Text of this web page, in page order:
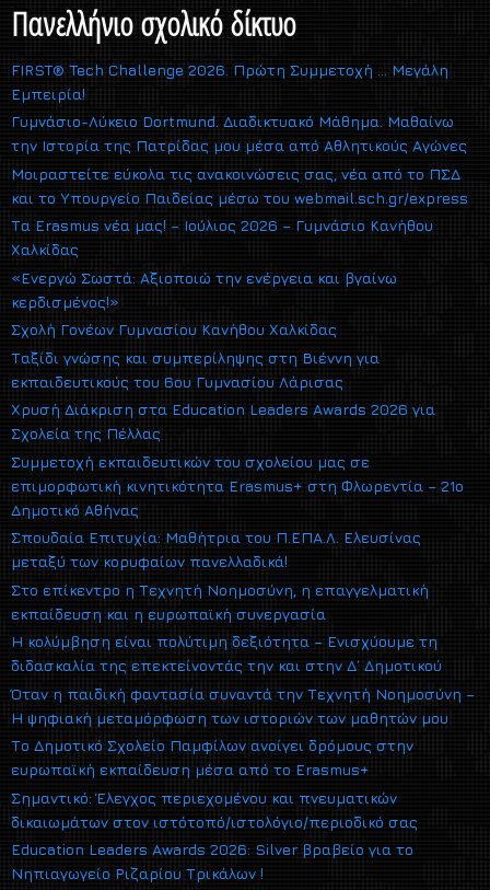
Πανελλήνιο σχολικό δίκτυο
FIRST® Tech Challenge 2026. Πρώτη Συμμετοχή … Μεγάλη
Εμπειρία!
Γυμνάσιο-Λύκειο Dortmund. Διαδικτυακό Μάθημα. Μαθαίνω
την Ιστορία της Πατρίδας μου μέσα από Αθλητικούς Αγώνες
Μοιραστείτε εύκολα τις ανακοινώσεις σας, νέα από το ΠΣΔ
και το Υπουργείο Παιδείας μέσω του webmail.sch.gr/express
Τα Erasmus νέα μας! – Ιούλιος 2026 – Γυμνάσιο Κανήθου
Χαλκίδας
«Ενεργώ Σωστά: Αξιοποιώ την ενέργεια και βγαίνω
κερδισμένος!»
Σχολή Γονέων Γυμνασίου Κανήθου Χαλκίδας
Ταξίδι γνώσης και συμπερίληψης στη Βιέννη για
εκπαιδευτικούς του 6ου Γυμνασίου Λάρισας
Χρυσή Διάκριση στα Education Leaders Awards 2026 για
Σχολεία της Πέλλας
Συμμετοχή εκπαιδευτικών του σχολείου μας σε
επιμορφωτική κινητικότητα Erasmus+ στη Φλωρεντία – 21ο
Δημοτικό Αθήνας
Σπουδαία Επιτυχία: Μαθήτρια του Π.ΕΠΑ.Λ. Ελευσίνας
μεταξύ των κορυφαίων πανελλαδικά!
Στο επίκεντρο η Τεχνητή Νοημοσύνη, η επαγγελματική
εκπαίδευση και η ευρωπαϊκή συνεργασία
Η κολύμβηση είναι πολύτιμη δεξιότητα – Ενισχύουμε τη
διδασκαλία της επεκτείνοντάς την και στην Δ΄ Δημοτικού
Όταν η παιδική φαντασία συναντά την Τεχνητή Νοημοσύνη –
Η ψηφιακή μεταμόρφωση των ιστοριών των μαθητών μου
Το Δημοτικό Σχολείο Παμφίλων ανοίγει δρόμους στην
ευρωπαϊκή εκπαίδευση μέσα από το Erasmus+
Σημαντικό: Έλεγχος περιεχομένου και πνευματικών
δικαιωμάτων στον ιστότοπό/ιστολόγιο/περιοδικό σας
Education Leaders Awards 2026: Silver βραβείο για το
Νηπιαγωγείο Ριζαρίου Τρικάλων !